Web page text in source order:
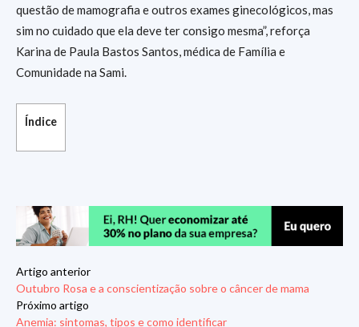
questão de mamografia e outros exames ginecológicos, mas
sim no cuidado que ela deve ter consigo mesma”, reforça
Karina de Paula Bastos Santos, médica de Família e
Comunidade na Sami.
Índice
Artigo anterior
Outubro Rosa e a conscientização sobre o câncer de mama
Próximo artigo
Anemia: sintomas, tipos e como identificar